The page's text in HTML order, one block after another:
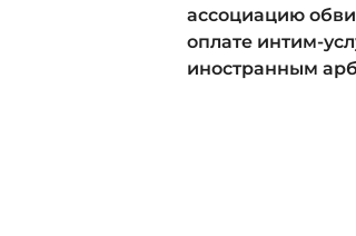
ассоциацию
оплате интим-
иностранным